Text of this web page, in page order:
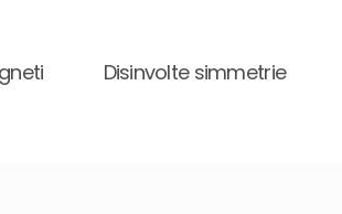
Disinvolte simmetrie